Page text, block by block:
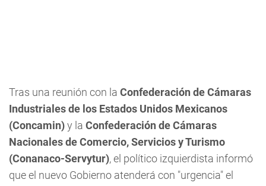
Tras una reunión con la Confederación de Cámaras
Industriales de los Estados Unidos Mexicanos
(Concamin)y la Confederación de Cámaras
Nacionales de Comercio, Servicios y Turismo
(Conanaco-Servytur), el político izquierdista informó
que el nuevo Gobierno atenderá con "urgencia" el